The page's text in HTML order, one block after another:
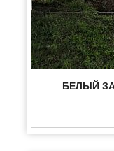
БЕЛЫЙ